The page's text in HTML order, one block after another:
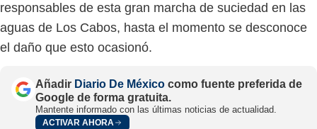
responsables de esta gran marcha de suciedad en las
aguas de Los Cabos, hasta el momento se desconoce
el daño que esto ocasionó.
Añadir Diario De México como fuente preferida de
Google de forma gratuita.
Mantente informado con las últimas noticias de actualidad.
ACTIVAR AHORA